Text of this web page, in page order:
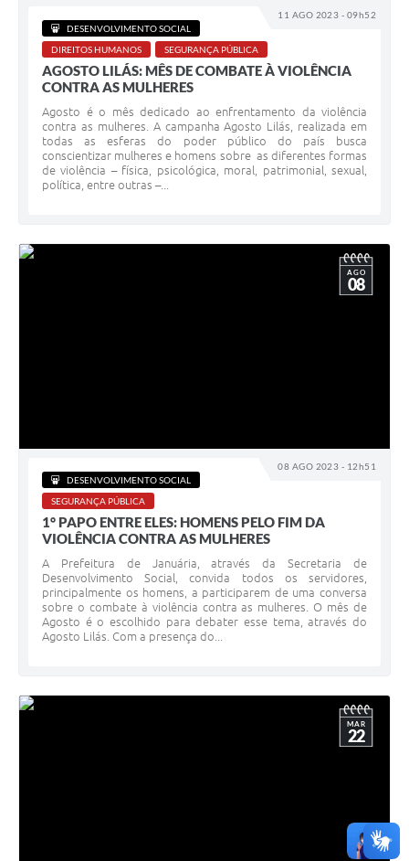
11 AGO 2023 - 09h52
DESENVOLVIMENTO SOCIAL
DIREITOS HUMANOS
SEGURANÇA PÚBLICA
AGOSTO LILÁS: MÊS DE COMBATE À VIOLÊNCIA
CONTRA AS MULHERES
Agosto é o mês dedicado ao enfrentamento da violência
contra as mulheres. A campanha Agosto Lilás, realizada em
todas as esferas do poder público do país busca
conscientizar mulheres e homens sobre as diferentes formas
de violência – física, psicológica, moral, patrimonial, sexual,
política, entre outras –...
08 AGO 2023 - 12h51
AGO
08
DESENVOLVIMENTO SOCIAL
SEGURANÇA PÚBLICA
1° PAPO ENTRE ELES: HOMENS PELO FIM DA
VIOLÊNCIA CONTRA AS MULHERES
A Prefeitura de Januária, através da Secretaria de
Desenvolvimento Social, convida todos os servidores,
principalmente os homens, a participarem de uma conversa
sobre o combate à violência contra as mulheres. O mês de
Agosto é o escolhido para debater esse tema, através do
Agosto Lilás. Com a presença do...
MAR
22